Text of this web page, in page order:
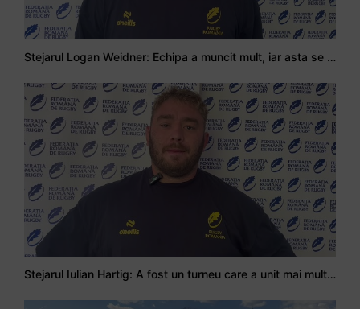
Stejarul Logan Weidner: Echipa a muncit mult, iar asta se va vedea în meciurile de la Nations Cup
Stejarul Iulian Hartig: A fost un turneu care a unit mai mult echipa